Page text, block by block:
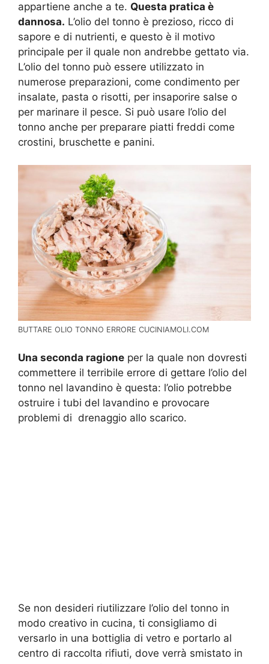
appartiene anche a te. Questa pratica è
dannosa. L’olio del tonno è prezioso, ricco di
sapore e di nutrienti, e questo è il motivo
principale per il quale non andrebbe gettato via.
L’olio del tonno può essere utilizzato in
numerose preparazioni, come condimento per
insalate, pasta o risotti, per insaporire salse o
per marinare il pesce. Si può usare l’olio del
tonno anche per preparare piatti freddi come
crostini, bruschette e panini.
BUTTARE OLIO TONNO ERRORE CUCINIAMOLI.COM
Una seconda ragione per la quale non dovresti
commettere il terribile errore di gettare l’olio del
tonno nel lavandino è questa: l’olio potrebbe
ostruire i tubi del lavandino e provocare
problemi di drenaggio allo scarico.
Se non desideri riutilizzare l’olio del tonno in
modo creativo in cucina, ti consigliamo di
versarlo in una bottiglia di vetro e portarlo al
centro di raccolta rifiuti, dove verrà smistato in